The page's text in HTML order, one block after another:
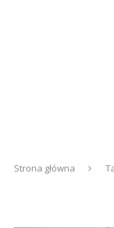
Strona główna